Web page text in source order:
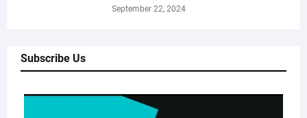
September 22, 2024
Subscribe Us